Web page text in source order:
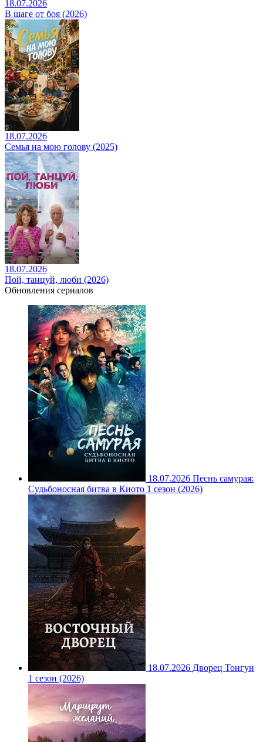
18.07.2026
В шаге от боя (2026)
18.07.2026
Семья на мою голову (2025)
18.07.2026
Пой, танцуй, люби (2026)
Обновления сериалов
18.07.2026 Песнь самурая:
Судьбоносная битва в Киото 1 сезон (2026)
18.07.2026 Дворец Тонгун
1 сезон (2026)